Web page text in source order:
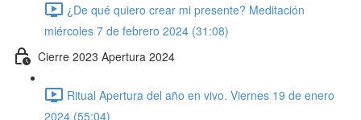
¿De qué quiero crear mi presente? Meditación
miércoles 7 de febrero 2024 (31:08)
Cierre 2023 Apertura 2024
Ritual Apertura del año en vivo. Viernes 19 de enero
2024 (55:04)